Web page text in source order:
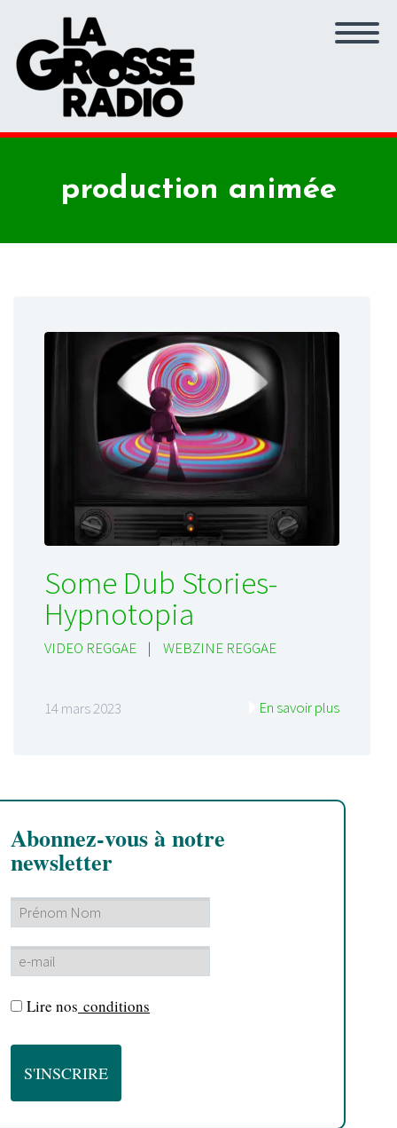
production animée
Some Dub Stories-
Hypnotopia
VIDEO REGGAE | WEBZINE REGGAE
14 mars 2023 En savoir plus
Abonnez-vous à notre
newsletter
Lire nos conditions